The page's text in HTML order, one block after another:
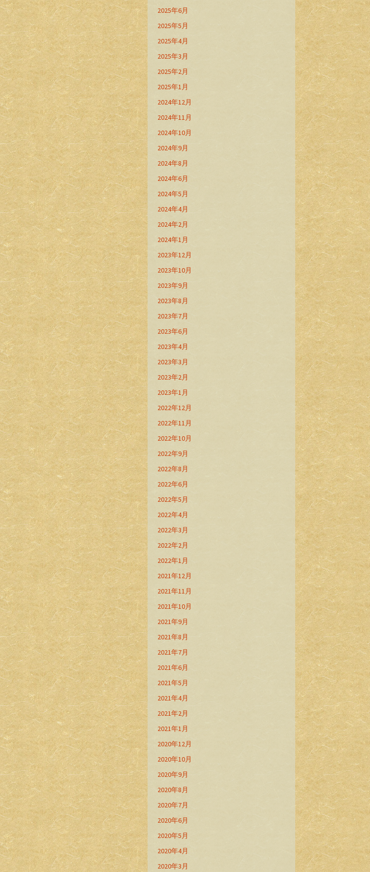
2025年6月
2025年5月
2025年4月
2025年3月
2025年2月
2025年1月
2024年12月
2024年11月
2024年10月
2024年9月
2024年8月
2024年6月
2024年5月
2024年4月
2024年2月
2024年1月
2023年12月
2023年10月
2023年9月
2023年8月
2023年7月
2023年6月
2023年4月
2023年3月
2023年2月
2023年1月
2022年12月
2022年11月
2022年10月
2022年9月
2022年8月
2022年6月
2022年5月
2022年4月
2022年3月
2022年2月
2022年1月
2021年12月
2021年11月
2021年10月
2021年9月
2021年8月
2021年7月
2021年6月
2021年5月
2021年4月
2021年2月
2021年1月
2020年12月
2020年10月
2020年9月
2020年8月
2020年7月
2020年6月
2020年5月
2020年4月
2020年3月